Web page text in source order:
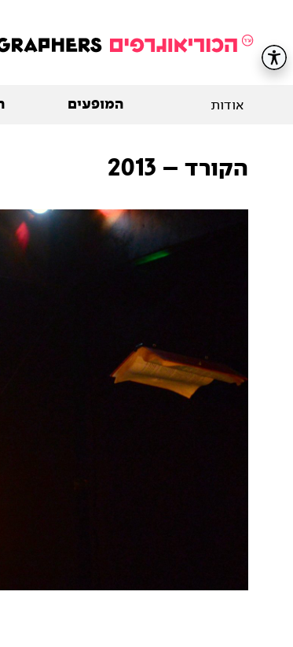
אודות המופעים
הקורד – 2013